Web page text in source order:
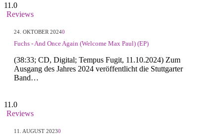
11.0
Reviews
24. OKTOBER 20240
Fuchs - And Once Again (Welcome Max Paul) (EP)
(38:33; CD, Digital; Tempus Fugit, 11.10.2024) Zum
Ausgang des Jahres 2024 veröffentlicht die Stuttgarter
Band…
11.0
Reviews
11. AUGUST 20230